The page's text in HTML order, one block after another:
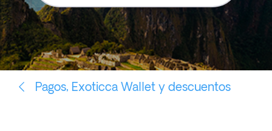
el
centro
de
ayuda
de
Exoticca
Pagos, Exoticca Wallet y descuentos